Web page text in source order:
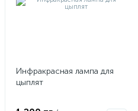
Инфракрасная лампа для
цыплят